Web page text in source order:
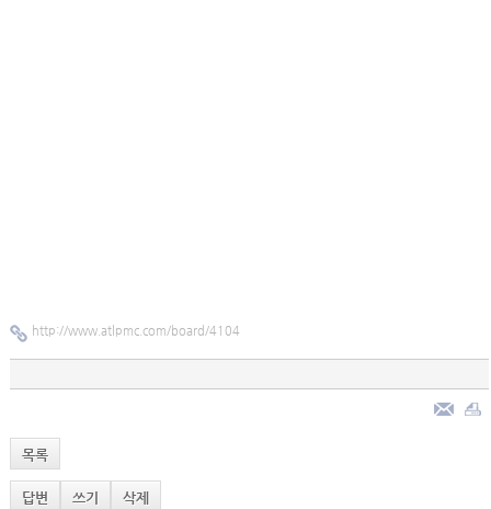
http://www.atlpmc.com/board/4104
목록
답변 쓰기 삭제